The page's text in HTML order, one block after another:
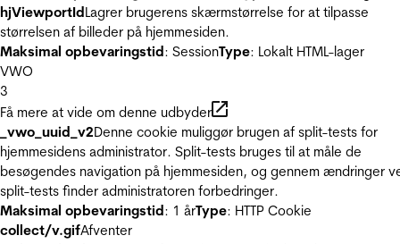
hjViewportIdLagrer brugerens skærmstørrelse for at tilpasse
størrelsen af billeder på hjemmesiden.
Maksimal opbevaringstid: SessionType: Lokalt HTML-lager
VWO
3
Få mere at vide om denne udbyder
_vwo_uuid_v2Denne cookie muliggør brugen af split-tests for
hjemmesidens administrator. Split-tests bruges til at måle de
besøgendes navigation på hjemmesiden, og gennem ændringer
split-tests finder administratoren forbedringer.
Maksimal opbevaringstid: 1 årType: HTTP Cookie
collect/v.gifAfventer